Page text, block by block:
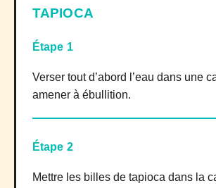
TAPIOCA
Étape 1
Verser tout d’abord l’eau dans une
amener à ébullition.
Étape 2
Mettre les billes de tapioca dans la